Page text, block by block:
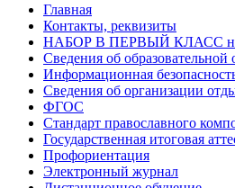
Главная
Контакты, реквизиты
НАБОР В ПЕРВЫЙ КЛАСС
Сведения об образовательной
Информационная
Сведения об организации
ФГОС
Стандарт православного
Государственная итоговая
Профориентация
Электронный журнал